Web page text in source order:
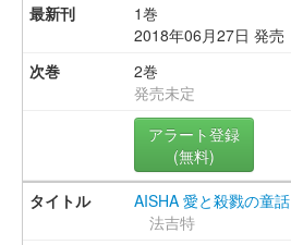
1巻
2018年06月27日 発売
2巻
発売未定
アラート登録
(無料)
AISHA 愛と殺戮の童話
法吉特